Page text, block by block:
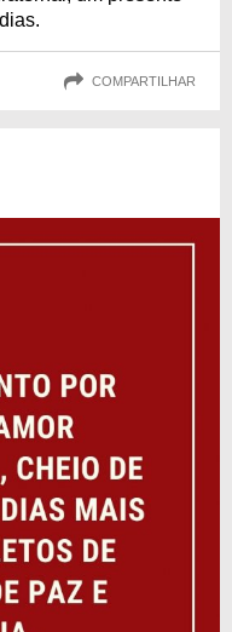
COMPARTILHAR